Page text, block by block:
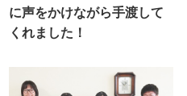
に声をかけながら手渡して
くれました！